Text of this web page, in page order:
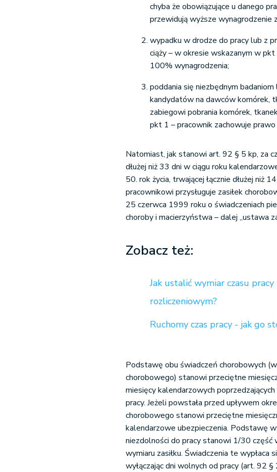
chyba że obowiązujące u danego
przewidują wyższe wynagrodzenie
wypadku w drodze do pracy lub z
ciąży – w okresie wskazanym w
100% wynagrodzenia;
poddania się niezbędnym
kandydatów na dawców komórek,
zabiegowi pobrania komórek,
pkt 1 – pracownik zachowuje
Natomiast, jak stanowi art. 92 § 5 kp, za
dłużej niż 33 dni w ciągu roku
50. rok życia, trwającej łącznie dłużej niż
pracownikowi przysługuje zasiłek
25 czerwca 1999 roku o świadczeniach
choroby i macierzyństwa – dalej „ustawa
Zobacz też:
Jak ustalić wymiar czasu
rozliczeniowym?
Ruchomy czas pracy - jak go
Podstawę obu świadczeń chorobowych
chorobowego) stanowi przeciętne
miesięcy kalendarzowych
pracy. Jeżeli powstała przed upływem
chorobowego stanowi przeciętne
kalendarzowe ubezpieczenia. Podstawę
niezdolności do pracy stanowi 1/30
wymiaru zasiłku. Świadczenia te wypłaca
wyłączając dni wolnych od pracy (art. 92